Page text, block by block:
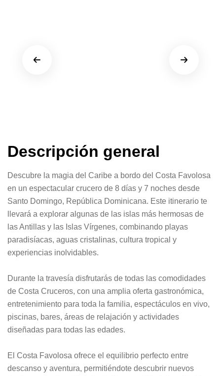
Descripción general
Descubre la magia del Caribe a bordo del Costa Favolosa
en un espectacular crucero de 8 días y 7 noches desde
Santo Domingo, República Dominicana. Este itinerario te
llevará a explorar algunas de las islas más hermosas de
las Antillas y las Islas Vírgenes, combinando playas
paradisíacas, aguas cristalinas, cultura tropical y
experiencias inolvidables.
Durante la travesía disfrutarás de todas las comodidades
de Costa Cruceros, con una amplia oferta gastronómica,
entretenimiento para toda la familia, espectáculos en vivo,
piscinas, bares, áreas de relajación y actividades
diseñadas para todas las edades.
El Costa Favolosa ofrece el equilibrio perfecto entre
descanso y aventura, permitiéndote descubrir nuevos